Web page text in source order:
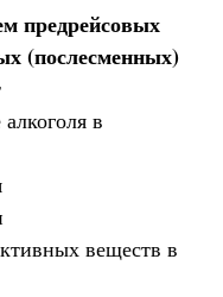
предрейсовых
(послесменных)
в
веществ в